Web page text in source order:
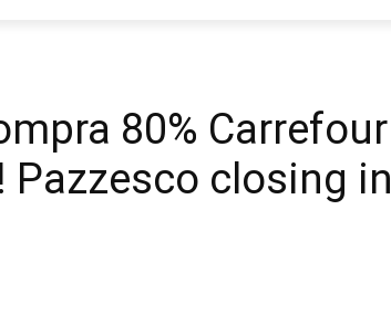
80% Carrefour
closing in